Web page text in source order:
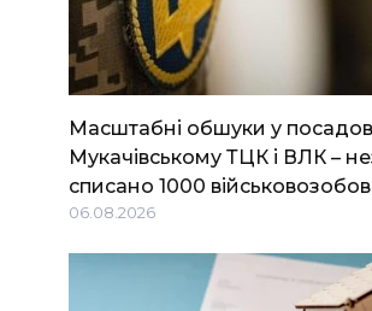
Масштабні обшуки у
Мукачівському ТЦК і ВЛК –
списано 1000
06.08.2026